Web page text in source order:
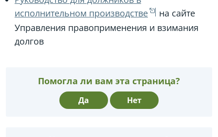
исполнительном производстве
на сайте
Управления правоприменения и взимания
долгов
Помогла ли вам эта страница?
Да Нет